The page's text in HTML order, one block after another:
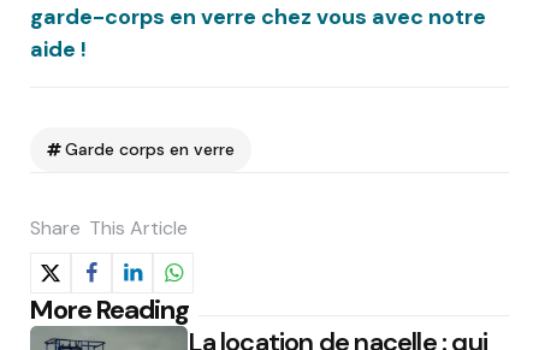
garde-corps en verre chez vous avec notre
aide !
Garde corps en verre
Share This Article
More Reading
Post
La location de nacelle : qui